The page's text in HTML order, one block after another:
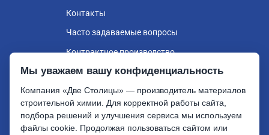
Контакты
Часто задаваемые вопросы
Контрактное производство
Розница
Две Столицы ©, 2026
Мы уважаем вашу конфиденциальность
Компания «Две Столицы» — производитель материалов
строительной химии. Для корректной работы сайта,
подбора решений и улучшения сервиса мы используем
файлы cookie. Продолжая пользоваться сайтом или